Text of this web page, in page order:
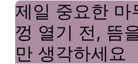
제일 중요한 마
껑 열기 전, 뜸
만 생각하세요